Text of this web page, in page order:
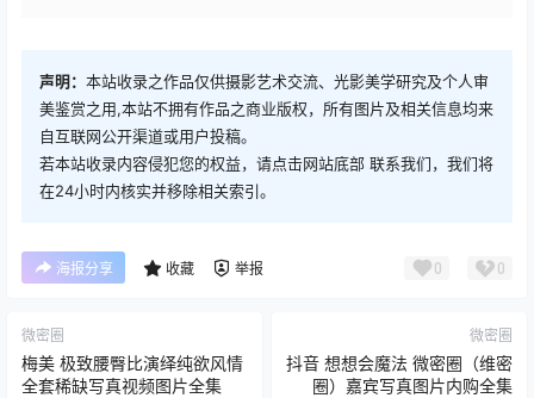
声明： 本站收录之作品仅供摄影艺术交流、光影美学研究及个人审
美鉴赏之用,本站不拥有作品之商业版权，所有图片及相关信息均来
自互联网公开渠道或用户投稿。
若本站收录内容侵犯您的权益，请点击网站底部 联系我们，我们将
在24小时内核实并移除相关索引。
海报分享 收藏 举报 0 0
微密圈
梅美 极致腰臀比演绎纯欲风情
全套稀缺写真视频图片全集
微密圈
抖音 想想会魔法 微密圈（维密
圈）嘉宾写真图片内购全集